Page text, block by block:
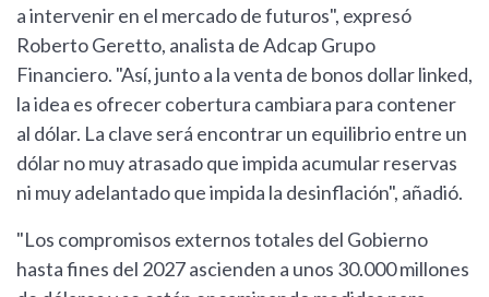
a intervenir en el mercado de futuros", expresó
Roberto Geretto, analista de Adcap Grupo
Financiero. "Así, junto a la venta de bonos dollar linked,
la idea es ofrecer cobertura cambiara para contener
al dólar. La clave será encontrar un equilibrio entre un
dólar no muy atrasado que impida acumular reservas
ni muy adelantado que impida la desinflación", añadió.
"Los compromisos externos totales del Gobierno
hasta fines del 2027 ascienden a unos 30.000 millones